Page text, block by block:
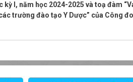
kỳ I, năm học 2024-2025 và toạ đàm
trường đào tạo Y Dược” của Công